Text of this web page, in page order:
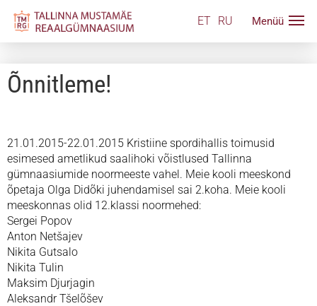
ET RU
Õnnitleme!
21.01.2015-22.01.2015 Kristiine spordihallis toimusid
esimesed ametlikud saalihoki võistlused Tallinna
gümnaasiumide noormeeste vahel. Meie kooli meeskond
õpetaja Olga Didõki juhendamisel sai 2.koha. Meie kooli
meeskonnas olid 12.klassi noormehed:
Sergei Popov
Anton Netšajev
Nikita Gutsalo
Nikita Tulin
Maksim Djurjagin
Aleksandr Tšelõšev